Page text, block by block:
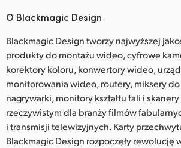
O Blackmagic Design
Blackmagic Design tworzy najwyższej
produkty do montażu wideo, cyfrowe
korektory koloru, konwertory wideo,
monitorowania wideo, routery, miksery
nagrywarki, monitory kształtu fali i
rzeczywistym dla branży filmów
i transmisji telewizyjnych. Karty
Blackmagic Design rozpoczęły rewolucję